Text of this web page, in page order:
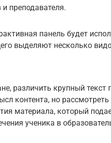
преподавателя.
панель будет
выделяют несколько
различить крупный текст
контента, но рассмотреть
материала, который
ученика в